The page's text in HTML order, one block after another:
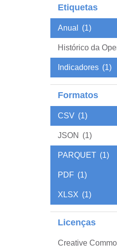
Etiquetas
Anual (1)
Histórico da
Indicadores (1)
Formatos
CSV (1)
JSON (1)
PARQUET (1)
PDF (1)
XLSX (1)
Licenças
Creative